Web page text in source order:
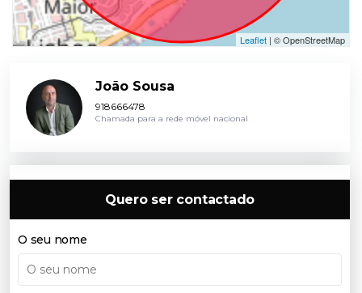
Leaflet | © OpenStreetMap
João Sousa
918666478
Chamada para a rede móvel nacional
Quero ser contactado
O seu nome